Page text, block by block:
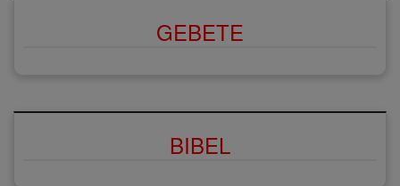
GEBETE
BIBEL